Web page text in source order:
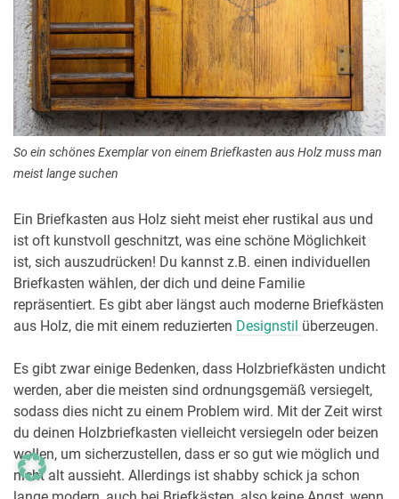
So ein schönes Exemplar von einem Briefkasten aus Holz muss man
meist lange suchen
Ein Briefkasten aus Holz sieht meist eher rustikal aus und
ist oft kunstvoll geschnitzt, was eine schöne Möglichkeit
ist, sich auszudrücken! Du kannst z.B. einen individuellen
Briefkasten wählen, der dich und deine Familie
repräsentiert. Es gibt aber längst auch moderne Briefkästen
aus Holz, die mit einem reduzierten Designstil überzeugen.
Es gibt zwar einige Bedenken, dass Holzbriefkästen undicht
werden, aber die meisten sind ordnungsgemäß versiegelt,
sodass dies nicht zu einem Problem wird. Mit der Zeit wirst
du deinen Holzbriefkasten vielleicht versiegeln oder beizen
wollen, um sicherzustellen, dass er so gut wie möglich und
nicht alt aussieht. Allerdings ist shabby schick ja schon